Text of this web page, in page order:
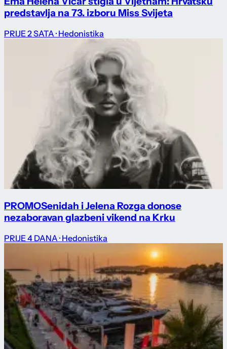
predstavlja na 73. izboru Miss Svijeta
PRIJE 2 SATA · Hedonistika
PROMOSenidah i Jelena Rozga donose
nezaboravan glazbeni vikend na Krku
PRIJE 4 DANA · Hedonistika